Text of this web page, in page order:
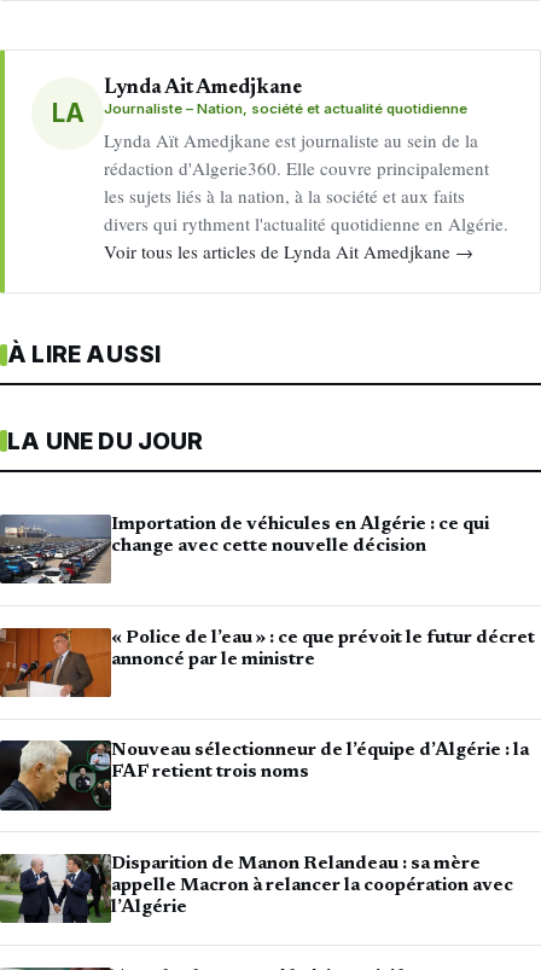
LA
Lynda Ait Amedjkane
Journaliste – Nation, société et actualité quotidienne
Lynda Aït Amedjkane est journaliste au sein de la
rédaction d'Algerie360. Elle couvre principalement
les sujets liés à la nation, à la société et aux faits
divers qui rythment l'actualité quotidienne en Algérie.
Voir tous les articles de Lynda Ait Amedjkane →
À LIRE AUSSI
LA UNE DU JOUR
Importation de véhicules en Algérie : ce qui
change avec cette nouvelle décision
« Police de l’eau » : ce que prévoit le futur décret
annoncé par le ministre
Nouveau sélectionneur de l’équipe d’Algérie : la
FAF retient trois noms
Disparition de Manon Relandeau : sa mère
appelle Macron à relancer la coopération avec
l’Algérie